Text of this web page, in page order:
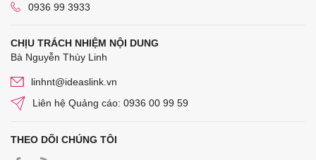
0936 99 3933
CHỊU TRÁCH NHIỆM NỘI DUNG
Bà Nguyễn Thùy Linh
linhnt@ideaslink.vn
Liên hệ Quảng cáo: 0936 00 99 59
THEO DÕI CHÚNG TÔI